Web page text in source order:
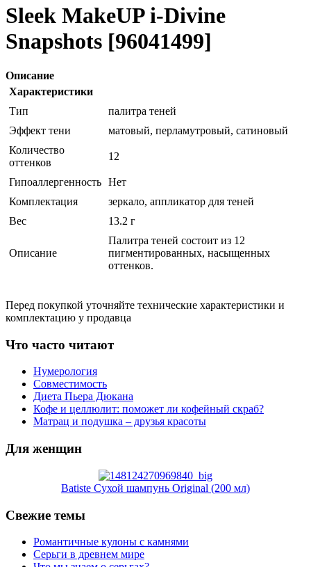
Sleek MakeUP i-Divine
Snapshots [96041499]
Описание
Характеристики
Тип
палитра теней
Эффект тени
матовый, перламутровый, сатиновый
Количество
оттенков
12
Гипоаллергенность Нет
Комплектация
зеркало, аппликатор для теней
Вес
13.2 г
Описание
Палитра теней состоит из 12
пигментированных, насыщенных
оттенков.
Перед покупкой уточняйте технические характеристики и
комплектацию у продавца
Что часто читают
Нумерология
Совместимость
Диета Пьера Дюкана
Кофе и целлюлит: поможет ли кофейный скраб?
Матрац и подушка – друзья красоты
Для женщин
Batiste Сухой шампунь Original (200 мл)
Свежие темы
Романтичные кулоны с камнями
Серьги в древнем мире